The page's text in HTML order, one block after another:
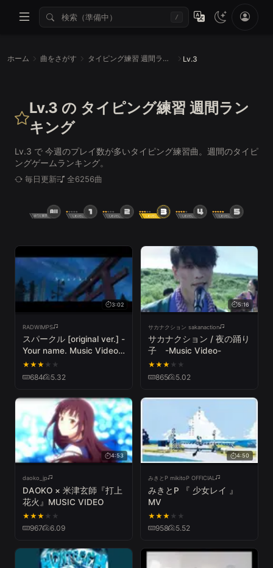
/
ホーム 曲をさがす タイピング練習 週間ランキング Lv.3
Lv.3 の タイピング練習 週間ラン
キング
Lv.3 で 今週のプレイ数が多いタイピング練習曲。週間のタイピ
ングゲームランキング。
毎日更新 全6256曲
3:02
RADWIMPS
スパークル [original ver.] -
Your name. Music Video
edition- 予告編 from new
album「人間開花」初回盤
★★★ ★ ★
684 5.32
5:16
サカナクション sakanaction
サカナクション / 夜の踊り
子 -Music Video-
★★★ ★ ★
865 5.02
4:53
daoko_jp
DAOKO × 米津玄師『打上
花火』MUSIC VIDEO
★★★ ★ ★
967 6.09
4:50
みきとP mikitoP OFFICIAL
みきとP 『 少女レイ 』
MV
★★★ ★ ★
958 5.52